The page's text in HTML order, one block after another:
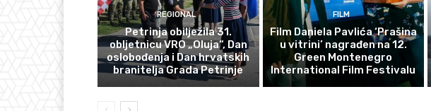
REGIONAL
Petrinja obilježila 31.
obljetnicu VRO „Oluja“, Dan
oslobođenja i Dan hrvatskih
branitelja Grada Petrinje
FILM
Film Daniela Pavlića ‘Prašina
u vitrini’ nagrađen na 12.
Green Montenegro
International Film Festivalu